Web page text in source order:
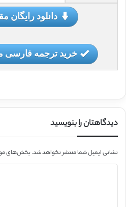
دانلود رایگان
خرید ترجمه فارسی
دیدگاهتان را بنویسید
نشانی ایمیل شما منتشر نخواهد شد.بخش‌های